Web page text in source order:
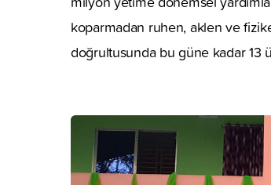
koparmadan ruhen, aklen ve
doğrultusunda bu güne kadar